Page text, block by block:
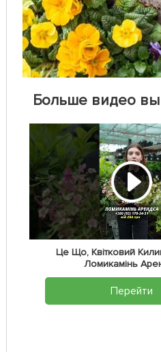
Больше видео
Це Що, Квітковий
Ломикамінь
Перейти